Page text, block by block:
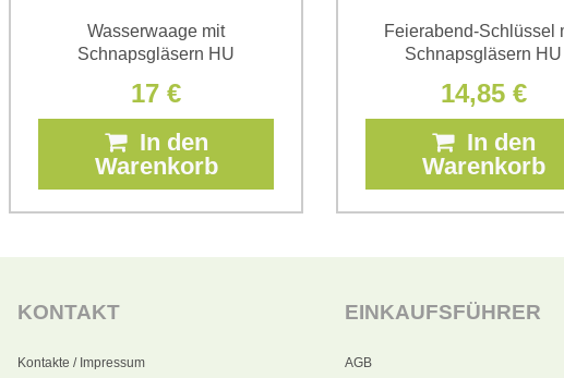
Wasserwaage mit
Schnapsgläsern HU
17 €
In den
Warenkorb
Feierabend-Schlüssel
Schnapsgläsern HU
14,85 €
In den
Warenkorb
KONTAKT
Kontakte / Impressum
EINKAUFSFÜHRER
AGB